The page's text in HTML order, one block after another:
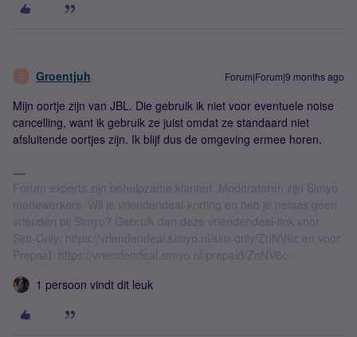
G Groentjuh Forum|Forum|9 months ago
Mijn oortje zijn van JBL. Die gebruik ik niet voor eventuele noise
cancelling, want ik gebruik ze juist omdat ze standaard niet
afsluitende oortjes zijn. Ik blijf dus de omgeving ermee horen.
Forum experts zijn behulpzame klanten. Moderatoren zijn Simyo
medewerkers. Wil je vriendendeal-korting en heb je helaas geen
vrienden bij Simyo? Gebruik dan deze vriendendeal-link voor
Sim-Only: https://vriendendeal.simyo.nl/sim-only/ZnNV6c en voor
Prepaid: https://vriendendeal.simyo.nl/prepaid/ZnNV6c.
1 persoon vindt dit leuk